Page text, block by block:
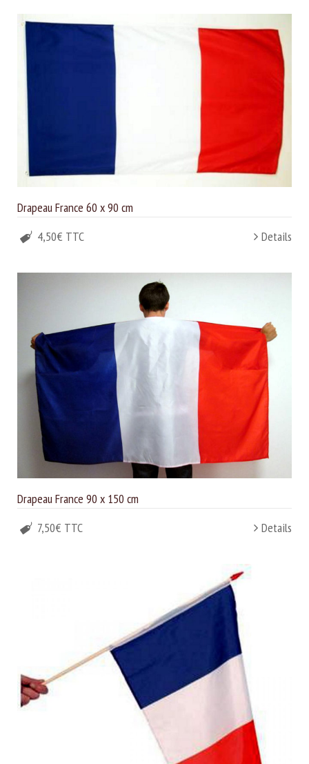
Drapeau France 60 x 90 cm
4,50€ TTC
Details
Drapeau France 90 x 150 cm
7,50€ TTC
Details